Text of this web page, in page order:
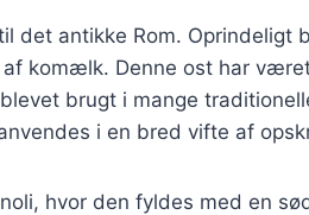
det antikke Rom. Oprindeligt
komælk. Denne ost har
brugt i mange
i en bred vifte af
hvor den fyldes med en